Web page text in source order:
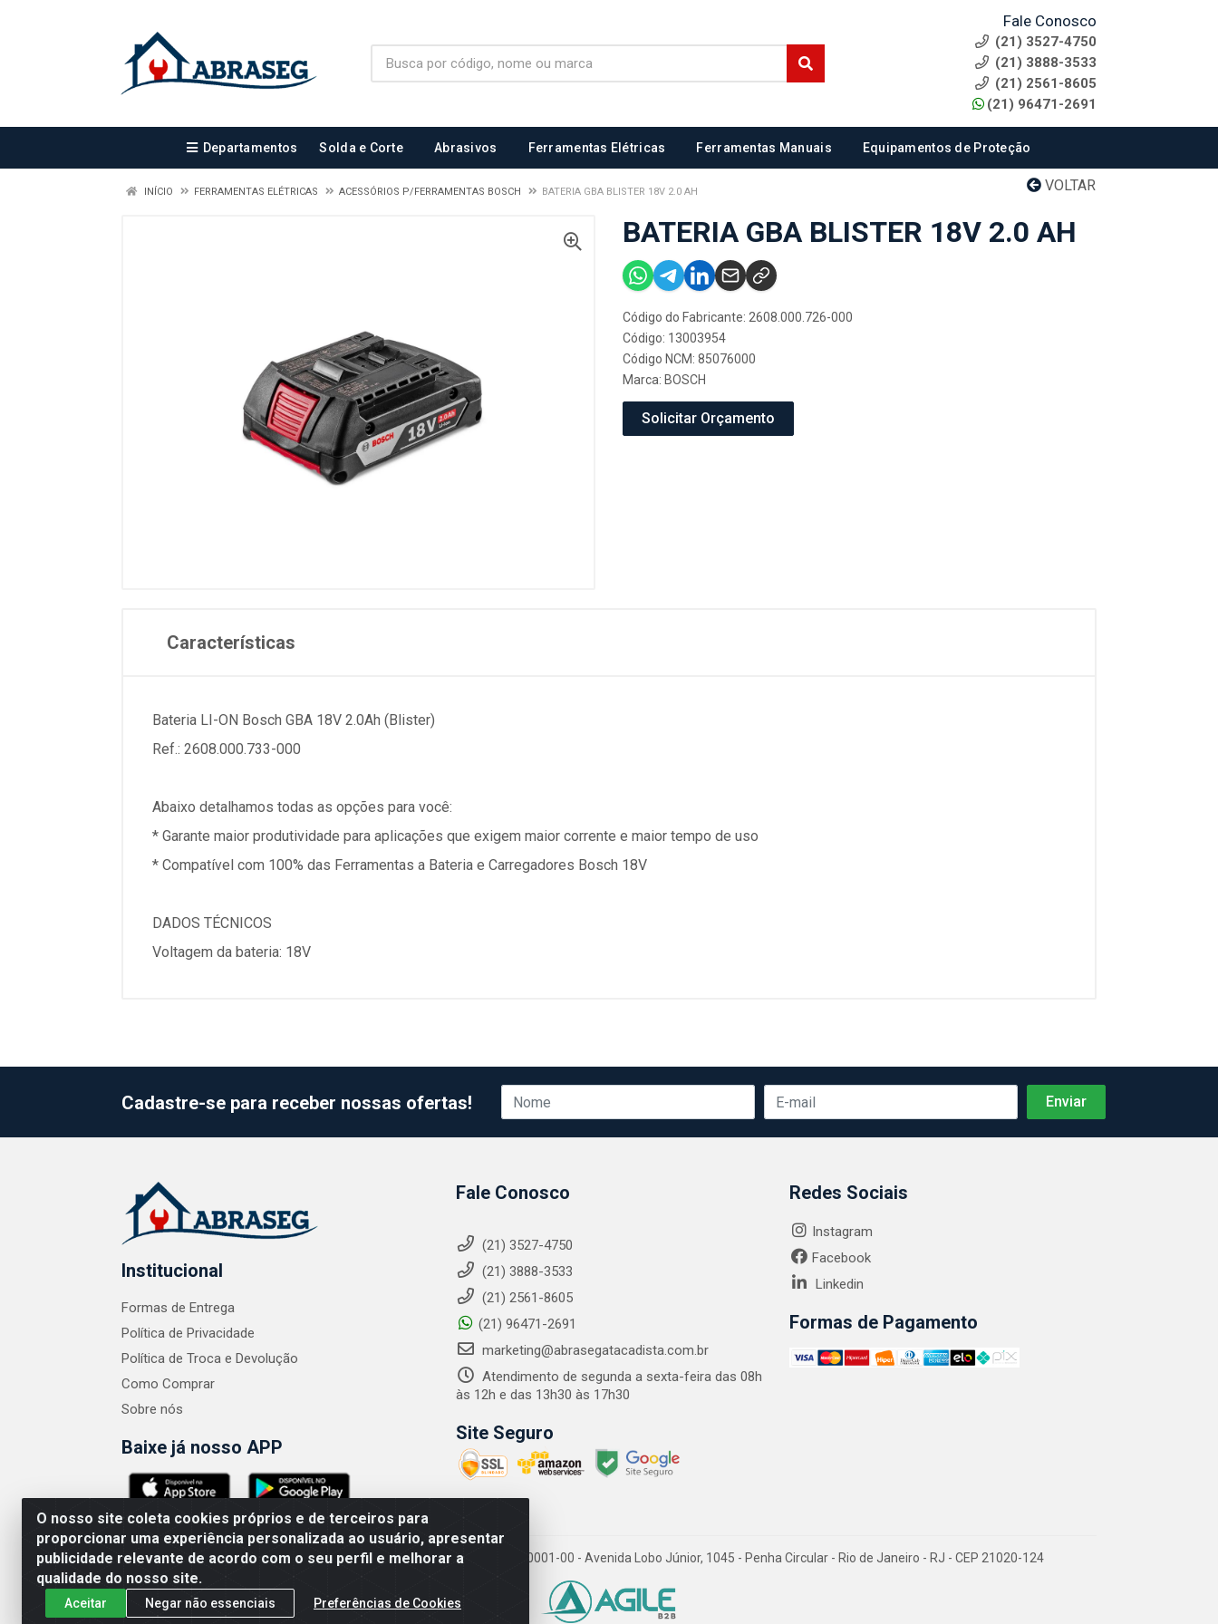
Fale Conosco
(21) 3527-4750
(21) 3888-3533
(21) 2561-8605
(21) 96471-2691
Departamentos Solda e Corte Abrasivos Ferramentas Elétricas Ferramentas Manuais Equipamentos de Proteção
VOLTAR
INÍCIO FERRAMENTAS ELÉTRICAS ACESSÓRIOS P/FERRAMENTAS BOSCH BATERIA GBA BLISTER 18V 2.0 AH
BATERIA GBA BLISTER 18V 2.0 AH
Código do Fabricante: 2608.000.726-000
Código: 13003954
Código NCM: 85076000
Marca: BOSCH
Solicitar Orçamento
Características
Bateria LI-ON Bosch GBA 18V 2.0Ah (Blister)
Ref.: 2608.000.733-000
Abaixo detalhamos todas as opções para você:
* Garante maior produtividade para aplicações que exigem maior corrente e maior tempo de uso
* Compatível com 100% das Ferramentas a Bateria e Carregadores Bosch 18V
DADOS TÉCNICOS
Voltagem da bateria: 18V
O nosso site coleta cookies próprios e de terceiros para
proporcionar uma experiência personalizada ao usuário, apresentar
publicidade relevante de acordo com o seu perfil e melhorar a
qualidade do nosso site.
Aceitar Negar não essenciais Preferências de Cookies
Cadastre-se para receber nossas ofertas!
Institucional
Formas de Entrega
Política de Privacidade
Política de Troca e Devolução
Como Comprar
Sobre nós
Baixe já nosso APP
Fale Conosco
(21) 3527-4750
(21) 3888-3533
(21) 2561-8605
(21) 96471-2691
marketing@abrasegatacadista.com.br
Atendimento de segunda a sexta-feira das 08h
às 12h e das 13h30 às 17h30
Site Seguro
Redes Sociais
Instagram
Facebook
Linkedin
Formas de Pagamento
ABRASEG COMÉRCIO ATACADISTA LTDA - CNPJ: 10.894.768/0001-00 - Avenida Lobo Júnior, 1045 - Penha Circular - Rio de Janeiro - RJ - CEP 21020-124